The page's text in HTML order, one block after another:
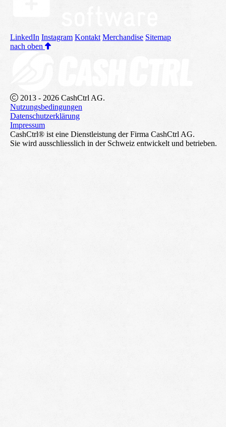
LinkedIn Instagram Kontakt Merchandise Sitemap
nach oben
2013 - 2026 CashCtrl AG.
Nutzungsbedingungen
Datenschutzerklärung
Impressum
CashCtrl® ist eine Dienstleistung der Firma CashCtrl AG.
Sie wird ausschliesslich in der Schweiz entwickelt und betrieben.